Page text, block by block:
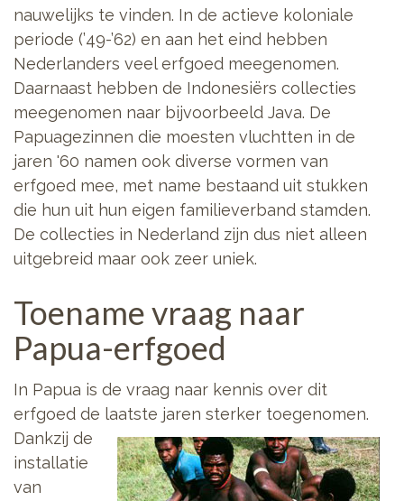
nauwelijks te vinden. In de actieve koloniale
periode (’49-’62) en aan het eind hebben
Nederlanders veel erfgoed meegenomen.
Daarnaast hebben de Indonesiërs collecties
meegenomen naar bijvoorbeeld Java. De
Papuagezinnen die moesten vluchtten in de
jaren '60 namen ook diverse vormen van
erfgoed mee, met name bestaand uit stukken
die hun uit hun eigen familieverband stamden.
De collecties in Nederland zijn dus niet alleen
uitgebreid maar ook zeer uniek.
Toename vraag naar
Papua-erfgoed
In Papua is de vraag naar kennis over dit
erfgoed de laatste jaren sterker toegenomen.
Dankzij de
installatie
van